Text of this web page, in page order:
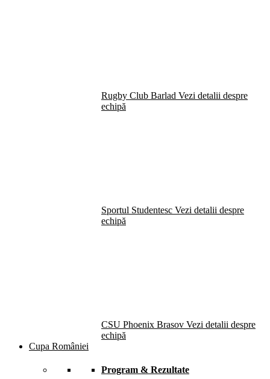
Rugby Club Barlad Vezi detalii despre
echipă
Sportul Studentesc Vezi detalii despre
echipă
CSU Phoenix Brasov Vezi detalii despre
echipă
Cupa României
Program & Rezultate